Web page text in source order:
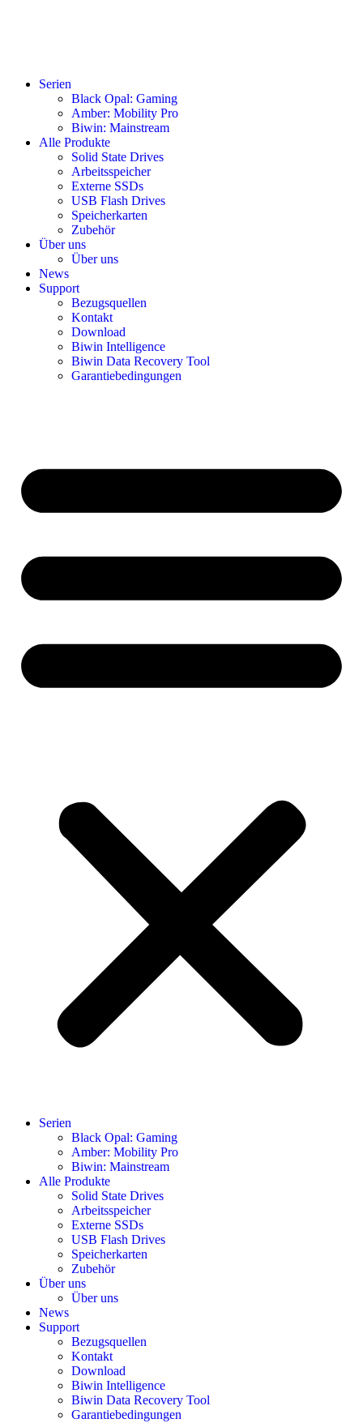
Serien
Black Opal: Gaming
Amber: Mobility Pro
Biwin: Mainstream
Alle Produkte
Solid State Drives
Arbeitsspeicher
Externe SSDs
USB Flash Drives
Speicherkarten
Zubehör
Über uns
Über uns
News
Support
Bezugsquellen
Kontakt
Download
Biwin Intelligence
Biwin Data Recovery Tool
Garantiebedingungen
Serien
Black Opal: Gaming
Amber: Mobility Pro
Biwin: Mainstream
Alle Produkte
Solid State Drives
Arbeitsspeicher
Externe SSDs
USB Flash Drives
Speicherkarten
Zubehör
Über uns
Über uns
News
Support
Bezugsquellen
Kontakt
Download
Biwin Intelligence
Biwin Data Recovery Tool
Garantiebedingungen